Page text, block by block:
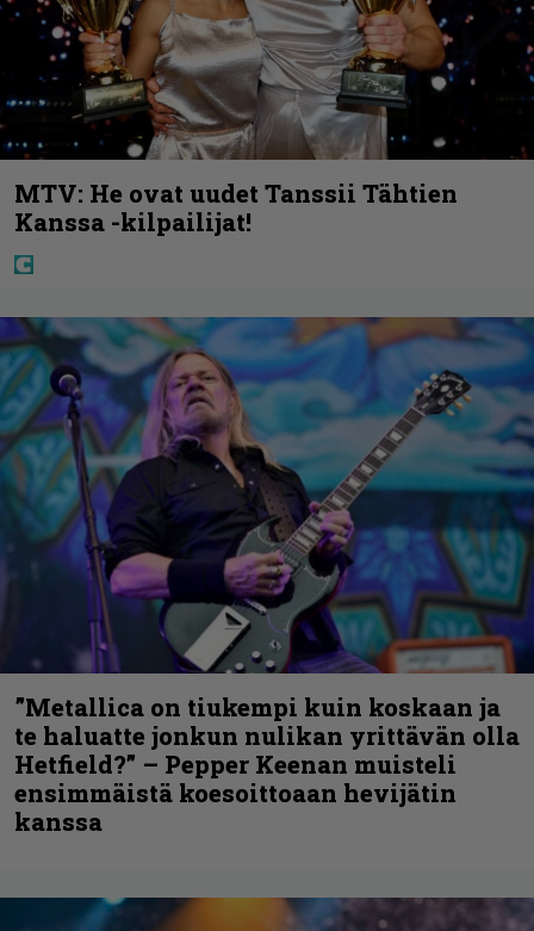
MTV: He ovat uudet Tanssii Tähtien
Kanssa -kilpailijat!
”Metallica on tiukempi kuin koskaan ja
te haluatte jonkun nulikan yrittävän olla
Hetfield?” – Pepper Keenan muisteli
ensimmäistä koesoittoaan hevijätin
kanssa